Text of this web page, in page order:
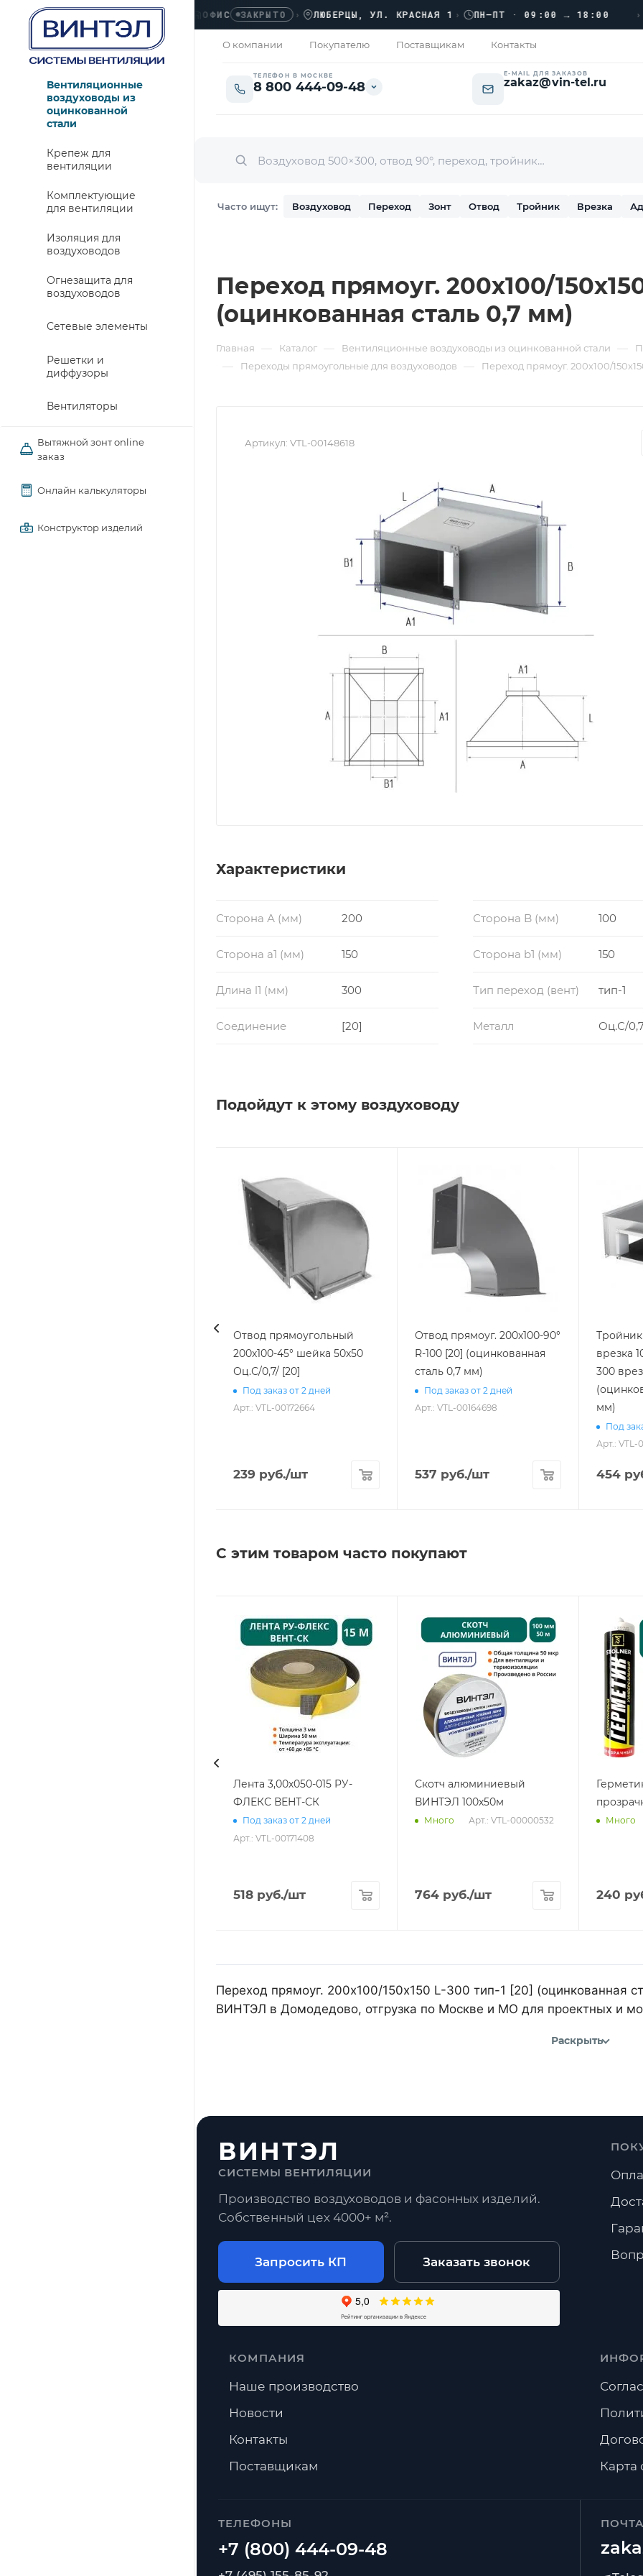
ЗАКРЫТО › ЛЮБЕРЦЫ, УЛ. КРАСНАЯ 1› ПН–ПТ · 09:00 → 18:00 ›››
О компании Покупателю Поставщикам Контакты
ТЕЛЕФОН В МОСКВЕ
8 800 444-09-48
E-MAIL ДЛЯ ЗАКАЗОВ
zakaz@vin-tel.ru
Часто ищут: Воздуховод Переход Зонт Отвод Тройник Врезка
Вентиляционные
воздуховоды из
оцинкованной
стали
Крепеж для
вентиляции
Комплектующие
для вентиляции
Изоляция для
воздуховодов
Огнезащита для
воздуховодов
Сетевые элементы
Решетки и
диффузоры
Вентиляторы
Вытяжной зонт online
заказ
Онлайн калькуляторы
Конструктор изделий
Переход прямоуг. 200х100/
(оцинкованная сталь 0,7 мм)
Главная — Каталог — Вентиляционные воздуховоды из оцинкованной стали —
— Переходы прямоугольные для воздуховодов — Переход прямоуг. 200х100/
Артикул: VTL-00148618
Характеристики
Сторона А (мм) 200 Сторона B (мм) 100
Сторона a1 (мм) 150 Сторона b1 (мм) 150
Длина l1 (мм) 300 Тип переход (вент) тип-1
Соединение [20] Металл Оц.С/
Подойдут к этому воздуховоду
Отвод прямоугольный
200х100-45° шейка 50х50
Оц.С/0,7/ [20]
Под заказ от 2 дней
Арт.: VTL-00172664
239 руб./шт
Отвод прямоуг. 200х100-90°
R-100 [20] (оцинкованная
сталь 0,7 мм)
Под заказ от 2 дней
Арт.: VTL-00164698
537 руб./шт
Тройник
врезка
300 врезка l1-50 [20]
мм)
Под
Арт.: VTL-
454
С этим товаром часто покупают
Лента 3,00х050-015 РУ-
ФЛЕКС ВЕНТ-СК
Под заказ от 2 дней
Арт.: VTL-00171408
518 руб./шт
Скотч алюминиевый
ВИНТЭЛ 100х50м
Много Арт.: VTL-00000532
764 руб./шт
Много
240
Переход прямоуг. 200х100/150х150 L-300 тип-1 [20] (оцинкованная
ВИНТЭЛ в Домодедово, отгрузка по Москве и МО для проектных и
Раскрыть
ВИНТЭЛ
СИСТЕМЫ ВЕНТИЛЯЦИИ
Производство воздуховодов и фасонных изделий.
Собственный цех 4000+ м².
Запросить КП Заказать звонок
ТЕЛЕФОНЫ
КОМПАНИЯ
Наше производство
Новости
Контакты
Поставщикам
Карта